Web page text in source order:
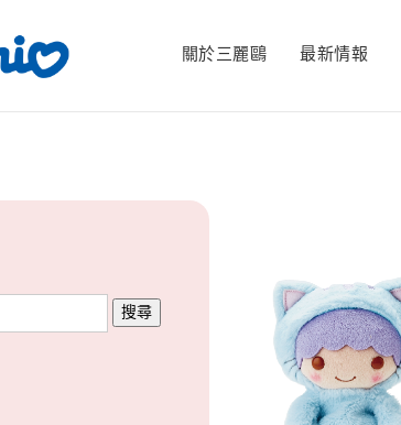
關於三麗鷗 最新情報
搜尋